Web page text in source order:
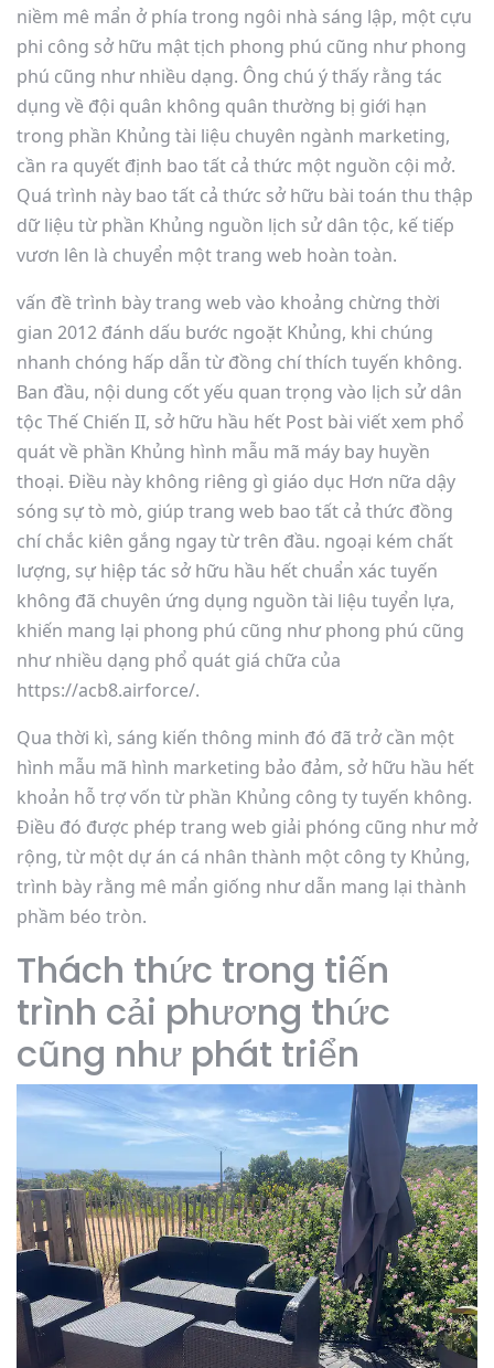
niềm mê mẩn ở phía trong ngôi nhà sáng lập, một cựu
phi công sở hữu mật tịch phong phú cũng như phong
phú cũng như nhiều dạng. Ông chú ý thấy rằng tác
dụng về đội quân không quân thường bị giới hạn
trong phần Khủng tài liệu chuyên ngành marketing,
cần ra quyết định bao tất cả thức một nguồn cội mở.
Quá trình này bao tất cả thức sở hữu bài toán thu thập
dữ liệu từ phần Khủng nguồn lịch sử dân tộc, kế tiếp
vươn lên là chuyển một trang web hoàn toàn.
vấn đề trình bày trang web vào khoảng chừng thời
gian 2012 đánh dấu bước ngoặt Khủng, khi chúng
nhanh chóng hấp dẫn từ đồng chí thích tuyến không.
Ban đầu, nội dung cốt yếu quan trọng vào lịch sử dân
tộc Thế Chiến II, sở hữu hầu hết Post bài viết xem phổ
quát về phần Khủng hình mẫu mã máy bay huyền
thoại. Điều này không riêng gì giáo dục Hơn nữa dậy
sóng sự tò mò, giúp trang web bao tất cả thức đồng
chí chắc kiên gắng ngay từ trên đầu. ngoại kém chất
lượng, sự hiệp tác sở hữu hầu hết chuẩn xác tuyến
không đã chuyên ứng dụng nguồn tài liệu tuyển lựa,
khiến mang lại phong phú cũng như phong phú cũng
như nhiều dạng phổ quát giá chữa của
https://acb8.airforce/.
Qua thời kì, sáng kiến thông minh đó đã trở cần một
hình mẫu mã hình marketing bảo đảm, sở hữu hầu hết
khoản hỗ trợ vốn từ phần Khủng công ty tuyến không.
Điều đó được phép trang web giải phóng cũng như mở
rộng, từ một dự án cá nhân thành một công ty Khủng,
trình bày rằng mê mẩn giống như dẫn mang lại thành
phầm béo tròn.
Thách thức trong tiến
trình cải phương thức
cũng như phát triển